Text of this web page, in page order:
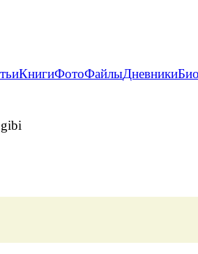
КнигиФотоФайлыДневники